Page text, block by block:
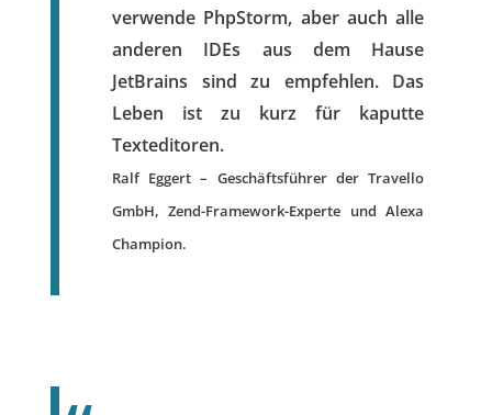
verwende PhpStorm, aber auch alle
anderen IDEs aus dem Hause
JetBrains sind zu empfehlen. Das
Leben ist zu kurz für kaputte
Texteditoren.
Ralf Eggert – Geschäftsführer der Travello
GmbH, Zend-Framework-Experte und Alexa
Champion.